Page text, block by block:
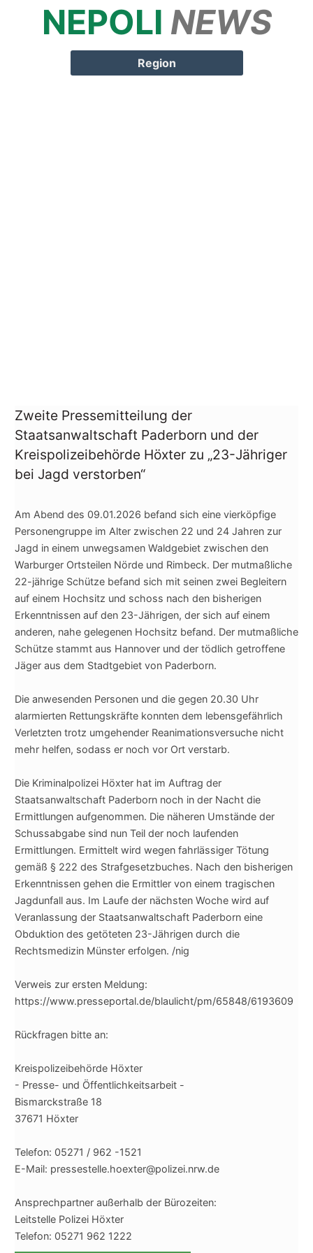
NEPOLI NEWS
Region
Zweite Pressemitteilung der
Staatsanwaltschaft Paderborn und der
Kreispolizeibehörde Höxter zu „23-Jähriger
bei Jagd verstorben“
Am Abend des 09.01.2026 befand sich eine vierköpfige
Personengruppe im Alter zwischen 22 und 24 Jahren zur
Jagd in einem unwegsamen Waldgebiet zwischen den
Warburger Ortsteilen Nörde und Rimbeck. Der mutmaßliche
22-jährige Schütze befand sich mit seinen zwei Begleitern
auf einem Hochsitz und schoss nach den bisherigen
Erkenntnissen auf den 23-Jährigen, der sich auf einem
anderen, nahe gelegenen Hochsitz befand. Der mutmaßliche
Schütze stammt aus Hannover und der tödlich getroffene
Jäger aus dem Stadtgebiet von Paderborn.
Die anwesenden Personen und die gegen 20.30 Uhr
alarmierten Rettungskräfte konnten dem lebensgefährlich
Verletzten trotz umgehender Reanimationsversuche nicht
mehr helfen, sodass er noch vor Ort verstarb.
Die Kriminalpolizei Höxter hat im Auftrag der
Staatsanwaltschaft Paderborn noch in der Nacht die
Ermittlungen aufgenommen. Die näheren Umstände der
Schussabgabe sind nun Teil der noch laufenden
Ermittlungen. Ermittelt wird wegen fahrlässiger Tötung
gemäß § 222 des Strafgesetzbuches. Nach den bisherigen
Erkenntnissen gehen die Ermittler von einem tragischen
Jagdunfall aus. Im Laufe der nächsten Woche wird auf
Veranlassung der Staatsanwaltschaft Paderborn eine
Obduktion des getöteten 23-Jährigen durch die
Rechtsmedizin Münster erfolgen. /nig
Verweis zur ersten Meldung:
https://www.presseportal.de/blaulicht/pm/65848/6193609
Rückfragen bitte an:
Kreispolizeibehörde Höxter
- Presse- und Öffentlichkeitsarbeit -
Bismarckstraße 18
37671 Höxter
Telefon: 05271 / 962 -1521
E-Mail: pressestelle.hoexter@polizei.nrw.de
Ansprechpartner außerhalb der Bürozeiten:
Leitstelle Polizei Höxter
Telefon: 05271 962 1222